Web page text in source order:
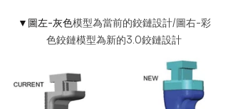
▼圖左-灰色模型為當前的鉸鏈設計/圖右-彩
色鉸鏈模型為新的3.0鉸鏈設計